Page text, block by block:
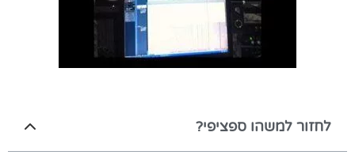
לחזור למשהו ספציפי?